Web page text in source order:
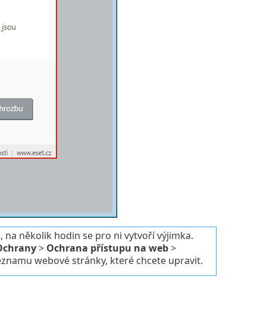
několik hodin se pro ni vytvoří výjimka.
> Ochrana přístupu na web>
webové stránky, které chcete upravit.